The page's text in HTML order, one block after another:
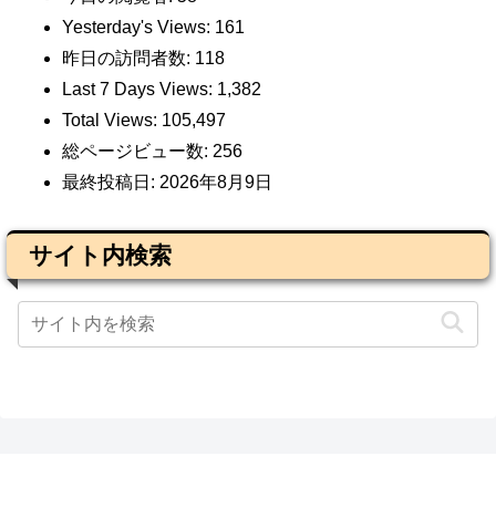
Yesterday's Views: 161
昨日の訪問者数: 118
Last 7 Days Views: 1,382
Total Views: 105,497
総ページビュー数: 256
最終投稿日: 2026年8月9日
サイト内検索